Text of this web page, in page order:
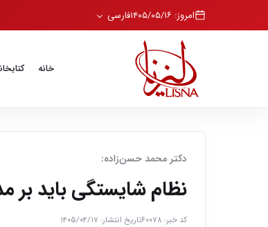
امروز: ۱۴۰۵/۰۵/۱۶ فارسی
خانه
دکتر محمد حسن‌زاده:
نظام شایستگی باید
کد خبر: ۶۰۰۷۸ تاریخ انتشار: ۱۴۰۵/۰۴/۱۷